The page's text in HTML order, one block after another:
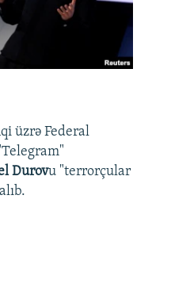
üzrə Federal
Durovu "terrorçular